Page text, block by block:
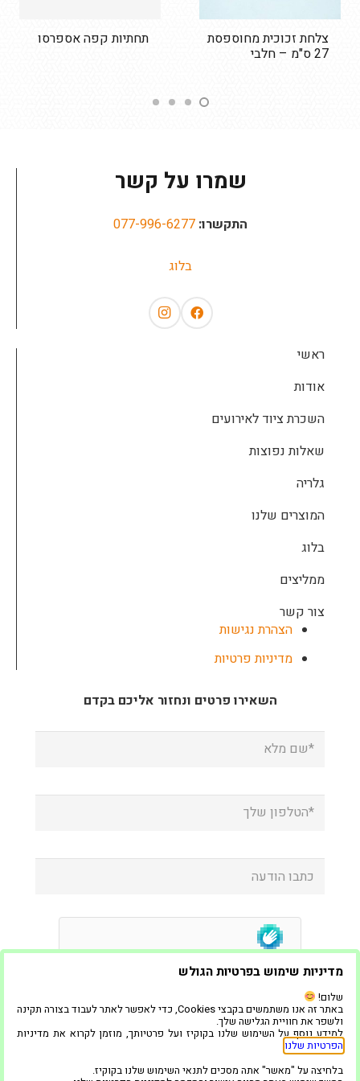
צלחת זכוכית מחוספסת
27 ס"מ – חלבי
תחתיות קפה אספרסו
שמרו על קשר
התקשרו: 077-996-6277
בלוג
ראשי
אודות
השכרת ציוד לאירועים
שאלות נפוצות
גלריה
המוצרים שלנו
בלוג
ממליצים
צור קשר
הצהרת נגישות
מדיניות פרטיות
השאירו פרטים ונחזור אליכם בקדם
מדיניות שימוש בפרטיות הגולש
שלום!
באתר זה אנו משתמשים בקבצי Cookies, כדי לאפשר לאתר לעבוד בצורה תקינה
ולשפר את חוויית הגלישה שלך.
למידע נוסף על השימוש שלנו בקוקיז ועל פרטיותך, מוזמן לקרוא את מדיניות
הפרטיות שלנו
בלחיצה על "מאשר" אתה מסכים לתנאי השימוש שלנו בקוקיז.